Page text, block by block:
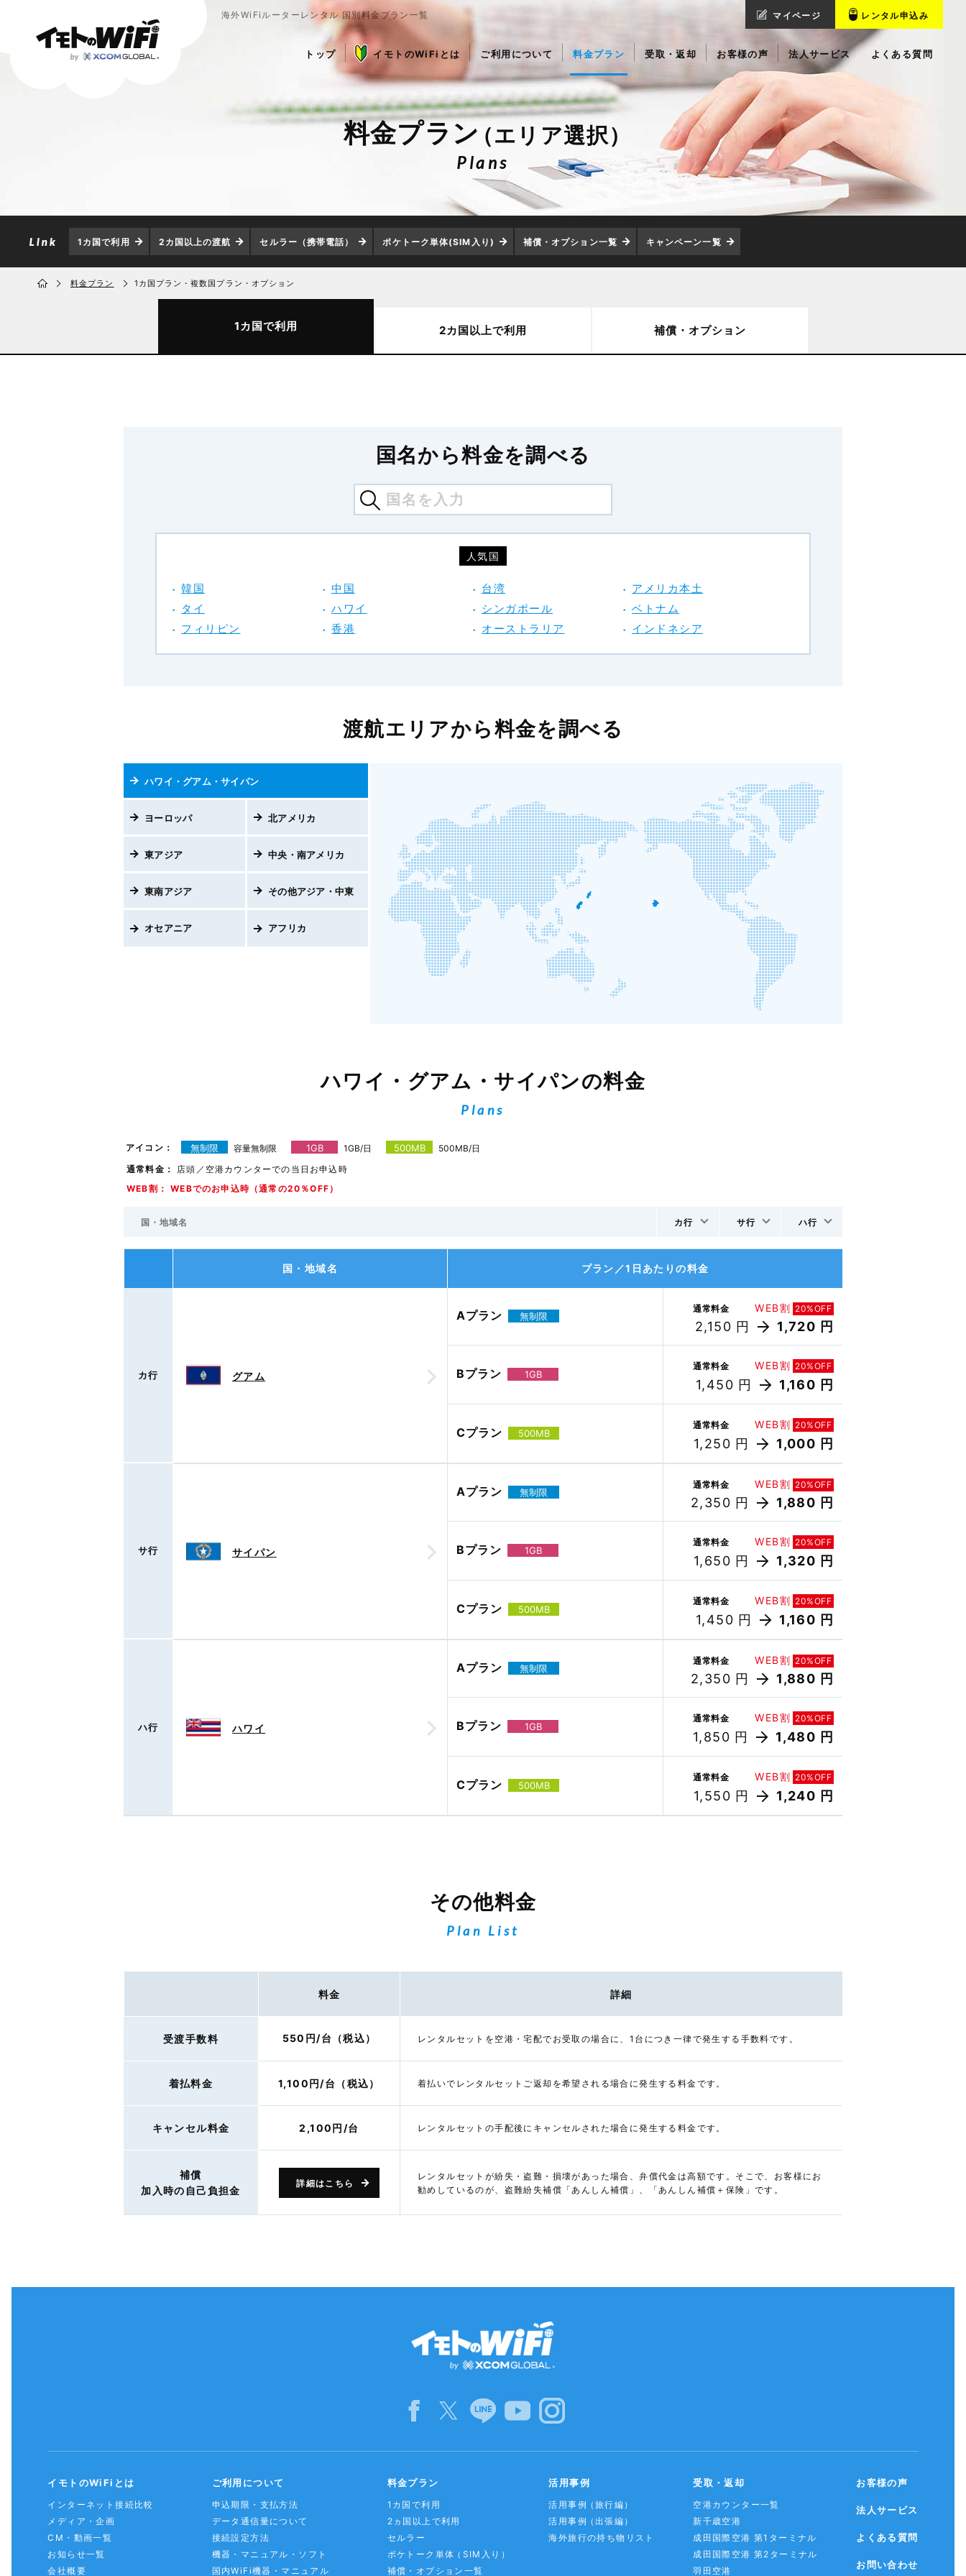
海外WiFiルーターレンタル 国別料金プラン一覧 マイページ レンタル申込み
トップ イモトのWiFiとは ご利用について 料金プラン 受取・返却 お客様の声 法人サービス よくある質問
料金プラン（エリア選択）
Plans
1カ国で利用 2カ国以上の渡航 セルラー（携帯電話） ポケトーク単体(SIM入り) 補償・オプション一覧 キャンペーン一覧
料金プラン 1カ国プラン・複数国プラン・オプション
1カ国で利用 2カ国以上で利用 補償・オプション
国名から料金を調べる
人気国
韓国 中国 台湾
アメリカ本土
タイ
ハワイ シンガポール
ベトナム
フィリピン
香港 オーストラリア インドネシア
渡航エリアから料金を調べる
ハワイ・グアム・サイパン
ヨーロッパ
東アジア
東南アジア
オセアニア
北アメリカ
中央・南アメリカ
その他アジア・中東
アフリカ
ハワイ・グアム・サイパンの料金
Plans
アイコン： 無制限 容量無制限 1GB 1GB/日 500MB
500MB/日
通常料金：
店頭／空港カウンターでの当日お申込時
WEB割： WEBでのお申込時（通常の20％OFF）
国・地域名 カ行 サ行 ハ行
国・地域名 プラン／1日あたりの料金
カ行 グアム
Aプラン 無制限
通常料金 WEB割 20%OFF
2,150 円 1,720 円
Bプラン 1GB
通常料金 WEB割 20%OFF
1,450 円 1,160 円
Cプラン 500MB
通常料金 WEB割 20%OFF
1,250 円 1,000 円
サ行 サイパン
Aプラン 無制限
通常料金 WEB割 20%OFF
2,350 円 1,880 円
Bプラン 1GB
通常料金 WEB割 20%OFF
1,650 円 1,320 円
Cプラン 500MB
通常料金 WEB割 20%OFF
1,450 円 1,160 円
ハ行 ハワイ
Aプラン 無制限
通常料金 WEB割 20%OFF
2,350 円 1,880 円
Bプラン 1GB
通常料金 WEB割 20%OFF
1,850 円 1,480 円
Cプラン 500MB
通常料金 WEB割 20%OFF
1,550 円 1,240 円
その他料金
Plan List
料金 詳細
受渡手数料 550円/台（税込） レンタルセットを空港・宅配でお受取の場合に、1台につき一律で発生する手数料です。
着払料金 1,100円/台（税込） 着払いでレンタルセットご返却を希望される場合に発生する料金です。
キャンセル料金 2,100円/台 レンタルセットの手配後にキャンセルされた場合に発生する料金です。
補償
加入時の自己負担金
詳細はこちら
レンタルセットが紛失・盗難・損壊があった場合、弁償代金は高額です。そこで、お客様にお
勧めしているのが、盗難紛失補償「あんしん補償」、「あんしん補償＋保険」です。
イモトのWiFiとは
インターネット接続比較
メディア・企画
CM・動画一覧
お知らせ一覧
会社概要
ご利用について
申込期限・支払方法
データ通信量について
接続設定方法
機器・マニュアル・ソフト
国内WiFi機器・マニュアル
料金プラン
1カ国で利用
2ヵ国以上で利用
セルラー
ポケトーク単体（SIM入り）
補償・オプション一覧
活用事例
活用事例（旅行編）
活用事例（出張編）
海外旅行の持ち物リスト
受取・返却
空港カウンター一覧
新千歳空港
成田国際空港 第1ターミナル
成田国際空港 第2ターミナル
羽田空港
お客様の声
法人サービス
よくある質問
お問い合わせ